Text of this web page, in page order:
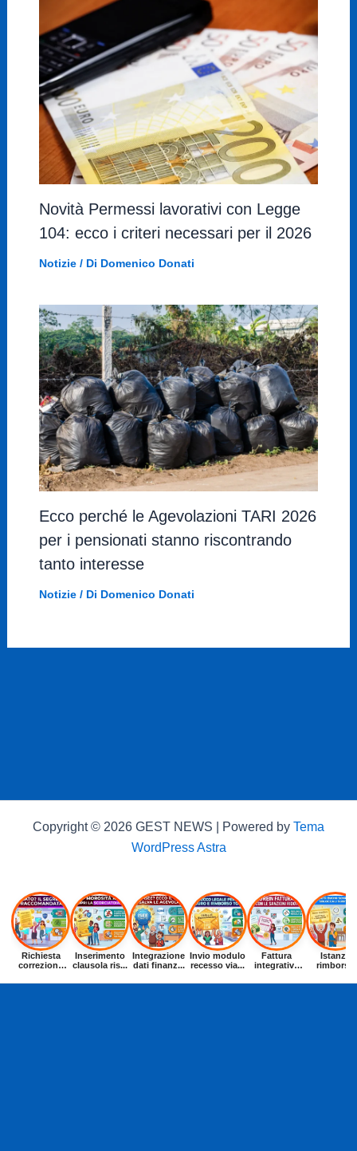
Novità Permessi lavorativi con Legge
104: ecco i criteri necessari per il 2026
Notizie/ Di Domenico Donati
Ecco perché le Agevolazioni TARI 2026
per i pensionati stanno riscontrando
tanto interesse
Notizie/ Di Domenico Donati
Copyright © 2026 GEST NEWS | Powered by Tema
WordPress Astra
Richiesta
correzione
Inserimento
clausola ris...
Integrazione
dati finanz...
Invio modulo
recesso via...
Fattura
integrativa
Istanza
rimborso